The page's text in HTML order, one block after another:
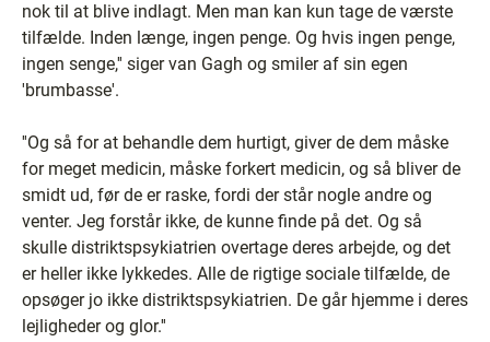
nok til at blive indlagt. Men man kan kun tage de værste
tilfælde. Inden længe, ingen penge. Og hvis ingen penge,
ingen senge,'' siger van Gagh og smiler af sin egen
'brumbasse'.
''Og så for at behandle dem hurtigt, giver de dem måske
for meget medicin, måske forkert medicin, og så bliver de
smidt ud, før de er raske, fordi der står nogle andre og
venter. Jeg forstår ikke, de kunne finde på det. Og så
skulle distriktspsykiatrien overtage deres arbejde, og det
er heller ikke lykkedes. Alle de rigtige sociale tilfælde, de
opsøger jo ikke distriktspsykiatrien. De går hjemme i deres
lejligheder og glor.''